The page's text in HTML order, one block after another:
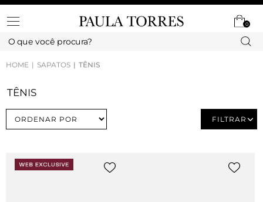
0
HOME SAPATOS TÊNIS
TÊNIS
FILTRAR